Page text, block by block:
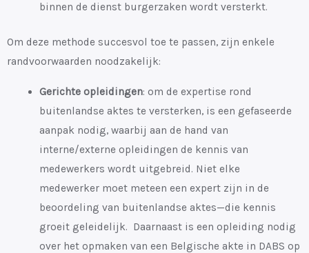
binnen de dienst burgerzaken wordt versterkt.
Om deze methode succesvol toe te passen, zijn enkele
randvoorwaarden noodzakelijk:
Gerichte opleidingen: om de expertise rond
buitenlandse aktes te versterken, is een gefaseerde
aanpak nodig, waarbij aan de hand van
interne/externe opleidingen de kennis van
medewerkers wordt uitgebreid. Niet elke
medewerker moet meteen een expert zijn in de
beoordeling van buitenlandse aktes—die kennis
groeit geleidelijk. Daarnaast is een opleiding nodig
over het opmaken van een Belgische akte in DABS op